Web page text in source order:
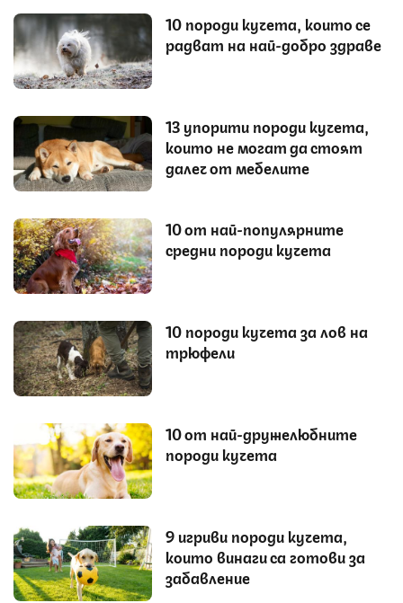
10 породи кучета, които се
радват на най-добро здраве
13 упорити породи кучета,
които не могат да стоят
далеч от мебелите
10 от най-популярните
средни породи кучета
10 породи кучета за лов на
трюфели
10 от най-дружелюбните
породи кучета
9 игриви породи кучета,
които винаги са готови за
забавление